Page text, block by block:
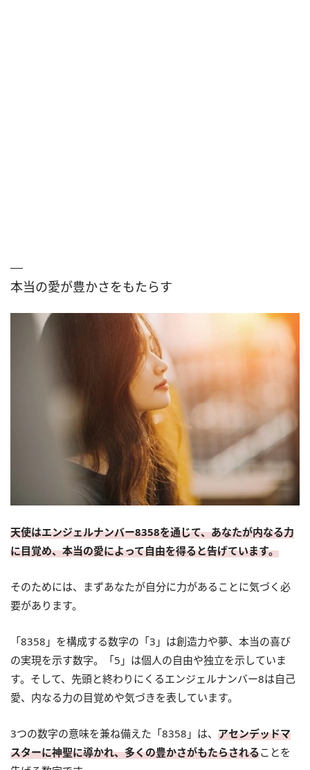
本当の愛が豊かさをもたらす
天使はエンジェルナンバー8358を通じて、あなたが内なる力
に目覚め、本当の愛によって自由を得ると告げています。
そのためには、まずあなたが自分に力があることに気づく必
要があります。
「8358」を構成する数字の「3」は創造力や夢、本当の喜び
の実現を示す数字。「5」は個人の自由や独立を示していま
す。そして、先頭と終わりにくるエンジェルナンバー8は自己
愛、内なる力の目覚めや気づきを表しています。
3つの数字の意味を兼ね備えた「8358」は、 アセンデッドマ
スターに神聖に導かれ、多くの豊かさがもたらされることを